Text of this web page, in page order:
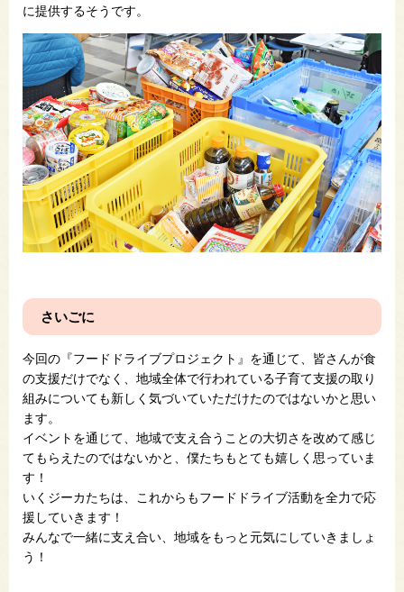
に提供するそうです。
さいごに
今回の『フードドライブプロジェクト』を通じて、皆さんが食
の支援だけでなく、地域全体で行われている子育て支援の取り
組みについても新しく気づいていただけたのではないかと思い
ます。
イベントを通じて、地域で支え合うことの大切さを改めて感じ
てもらえたのではないかと、僕たちもとても嬉しく思っていま
す！
いくジーカたちは、これからもフードドライブ活動を全力で応
援していきます！
みんなで一緒に支え合い、地域をもっと元気にしていきましょ
う！